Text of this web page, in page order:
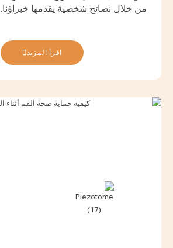
من خلال نصائح شخصية يقدمها خبراؤنا.
اقرأ المزيد